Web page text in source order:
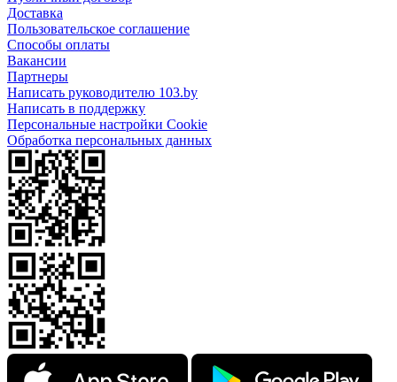
Доставка
Пользовательское соглашение
Способы оплаты
Вакансии
Партнеры
Написать руководителю 103.by
Написать в поддержку
Персональные настройки Cookie
Обработка персональных данных